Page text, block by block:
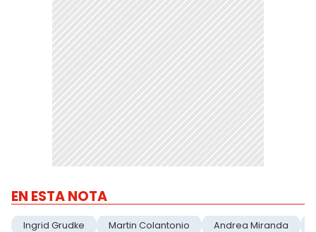
EN ESTA NOTA
Ingrid Grudke Martin Colantonio Andrea Miranda